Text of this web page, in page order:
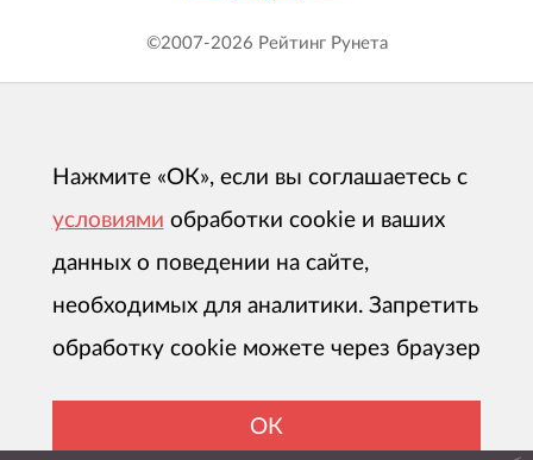
©2007-2026 Рейтинг Рунета
Нажмите «ОК», если вы соглашаетесь с
условиями обработки cookie и ваших
данных о поведении на сайте,
необходимых для аналитики. Запретить
обработку cookie можете через браузер
ОК